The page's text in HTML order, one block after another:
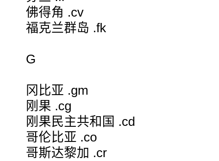
佛得角 .cv
福克兰群岛 .fk
G
冈比亚 .gm
刚果 .cg
刚果民主共和国 .cd
哥伦比亚 .co
哥斯达黎加 .cr